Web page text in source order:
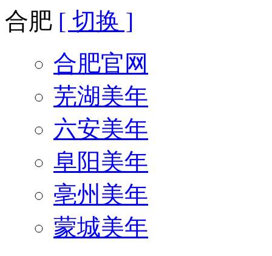
合肥 [ 切换 ]
合肥官网
芜湖美年
六安美年
阜阳美年
亳州美年
蒙城美年